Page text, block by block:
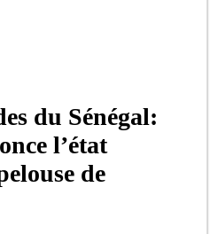
du Sénégal:
l’état
de